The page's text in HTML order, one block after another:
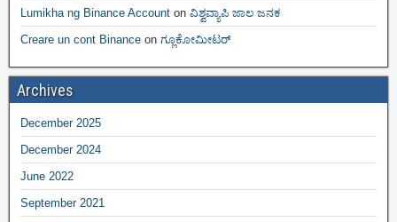
Lumikha ng Binance Account on ವಿಶ್ವವ್ಯಾಪಿ ಜಾಲ ಜನಕ
Creare un cont Binance on ಗ್ಲೂಕೋಮೀಟರ್
Archives
December 2025
December 2024
June 2022
September 2021